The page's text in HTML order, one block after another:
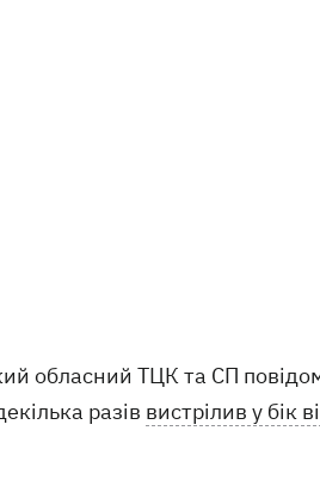
обласний ТЦК та СП
разів вистрілив у бік